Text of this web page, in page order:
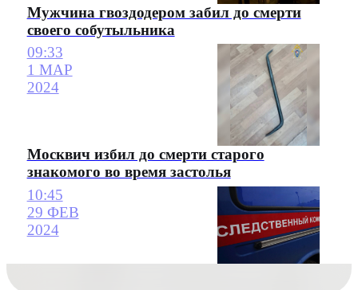
Мужчина гвоздодером забил до смерти
своего собутыльника
09:33
1 МАР
2024
Москвич избил до смерти старого
знакомого во время застолья
10:45
29 ФЕВ
2024